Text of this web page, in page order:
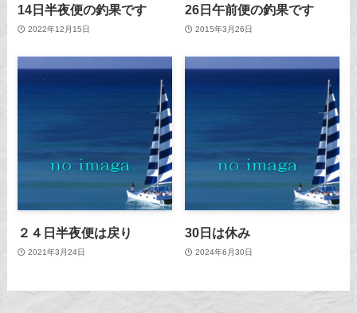
14日半夜便の釣果です
2022年12月15日
26日午前便の釣果です
2015年3月26日
２４日半夜便は戻り
2021年3月24日
30日は休み
2024年6月30日